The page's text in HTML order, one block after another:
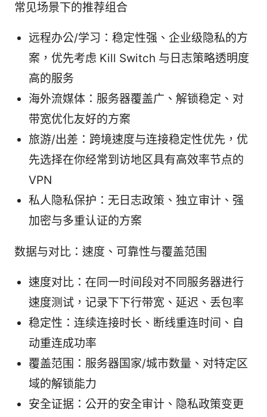
常见场景下的推荐组合
远程办公/学习：稳定性强、企业级隐私的方
案，优先考虑 Kill Switch 与日志策略透明度
高的服务
海外流媒体：服务器覆盖广、解锁稳定、对
带宽优化友好的方案
旅游/出差：跨境速度与连接稳定性优先，优
先选择在你经常到访地区具有高效率节点的
VPN
私人隐私保护：无日志政策、独立审计、强
加密与多重认证的方案
数据与对比：速度、可靠性与覆盖范围
速度对比：在同一时间段对不同服务器进行
速度测试，记录下下行带宽、延迟、丢包率
稳定性：连续连接时长、断线重连时间、自
动重连成功率
覆盖范围：服务器国家/城市数量、对特定区
域的解锁能力
安全证据：公开的安全审计、隐私政策变更